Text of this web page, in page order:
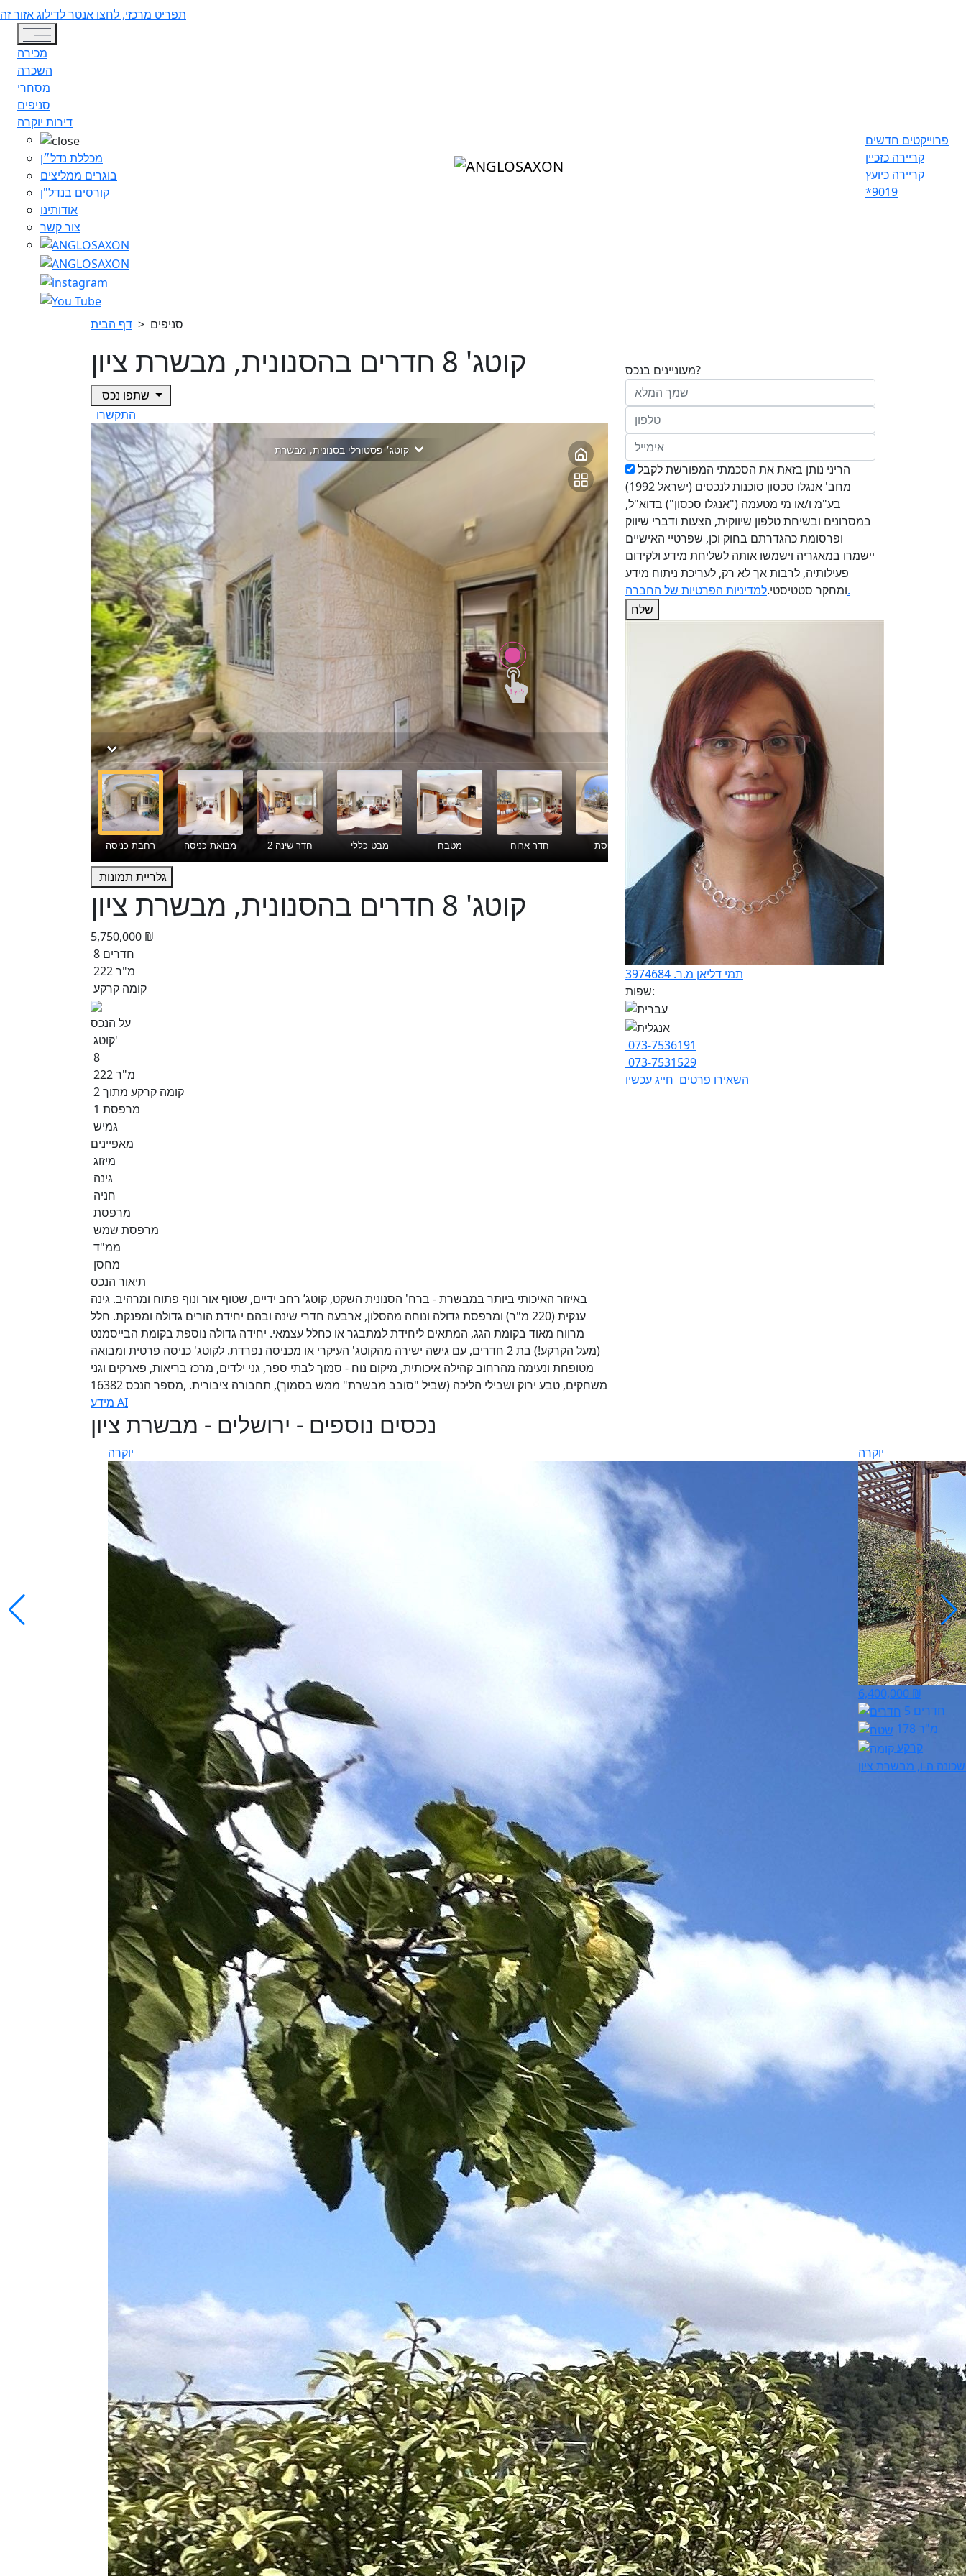
תפריט מרכזי, לחצו אנטר לדילוג אזור זה
Toggle navigation
מכירה
השכרה
מסחרי
סניפים
דירות יוקרה
מכללת נדל״ן
בוגרים ממליצים
קורסים בנדל"ן
אודותינו
צור קשר
פרוייקטים חדשים
קריירה כזכיין
קריירה כיועץ
*9019
דף הבית > סניפים
קוטג' 8 חדרים בהסנונית, מבשרת ציון
התקשרו
גלריית תמונות
קוטג' 8 חדרים בהסנונית, מבשרת ציון
5,750,000 ₪
8 חדרים
222 מ"ר
קומה קרקע
על הנכס
קוטג'
8
222 מ"ר
קומה קרקע מתוך 2
1 מרפסת
גמיש
מאפיינים
מיזוג
גינה
חניה
מרפסת
מרפסת שמש
ממ"ד
מחסן
תיאור הנכס
באיזור האיכותי ביותר במבשרת - ברח' הסנונית השקט, קוטג’ רחב ידיים, שטוף אור ונוף פתוח ומרהיב. גינה
ענקית (220 מ"ר) ומרפסת גדולה ונוחה מהסלון, ארבעה חדרי שינה ובהם יחידת הורים גדולה ומפנקת. חלל
מרווח מאוד בקומת הגג, המתאים ליחידת למתבגר או כחלל עצמאי. יחידה גדולה נוספת בקומת הבייסמנט
(מעל הקרקע!) בת 2 חדרים, עם גישה ישירה מהקוטג' העיקרי או מכניסה נפרדת. לקוטג' כניסה פרטית ומבואה
מטופחת ונעימה מהרחוב קהילה איכותית, מיקום נוח - סמוך לבתי ספר, גני ילדים, מרכז בריאות, פארקים וגני
משחקים, טבע ירוק ושבילי הליכה (שביל "סובב מבשרת" ממש בסמוך), תחבורה ציבורית. ,מספר הנכס 16382
מידע AI
מעוניינים בנכס?
מחב' אנגלו סכסון סוכנות לנכסים (ישראל 1992)
בע"מ ו/או מי מטעמה ("אנגלו סכסון") בדוא"ל,
במסרונים ובשיחת טלפון שיווקית, הצעות ודברי שיווק
ופרסומת כהגדרתם בחוק וכן, שפרטיי האישיים
יישמרו במאגריה וישמשו אותה לשליחת מידע ולקידום
פעילותיה, לרבות אך לא רק, לעריכת ניתוח מידע
ומחקר סטטיסטי.למדיניות הפרטיות של החברה.
שלח
תמי דליאן מ.ר. 3974684
שפות:
073-7536191
073-7531529
השאירו פרטים חייג עכשיו
נכסים נוספים - ירושלים - מבשרת ציון
יוקרה יוקרה
6,400,000 ₪
5 חדרים
178 מ"ר
קרקע
ה-ו, מבשרת ציון